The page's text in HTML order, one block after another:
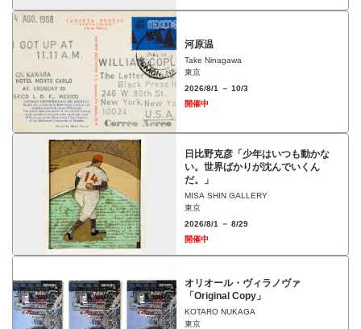
河原温
Take Ninagawa
東京
2026/8/1 － 10/3
開催中
日比野克彦「少年はいつも動かな
い。世界ばかりが沈んでいくん
だ。」
MISA SHIN GALLERY
東京
2026/8/1 － 8/29
開催中
オリオール・ヴィラノヴァ
「Original Copy」
KOTARO NUKAGA
東京